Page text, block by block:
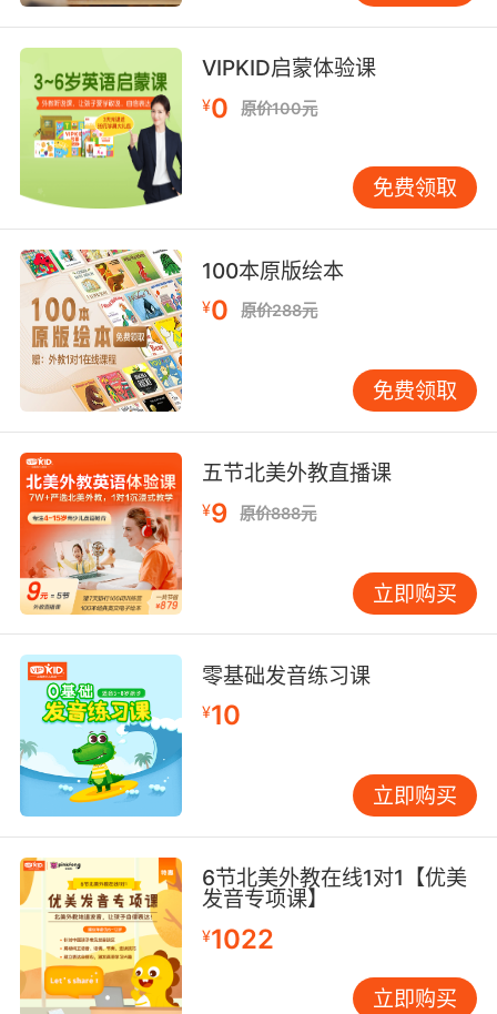
7. I know that you know that I've recently
become available and I'm up to 10 minutes a
day on the old Nordic track.
我明白你知道最近我重回情场 而且我每天都要在
旧跑步机上跑个十分钟
8. While you sit here and dream about
perfect Nordic teeth, hundreds of millions of
incredibly untaxed dollars are being spent on
bolita, numbers, cards, and sport book.
当你坐在这儿 幻想北欧女神的朱唇齿白时 有着成
百上千万的黑钱 流通在轮盘 牌九 和赌球里
VIPKID启蒙体验课
¥0 原价100元
免费领取
100本原版绘本
¥0 原价288元
免费领取
五节北美外教直播课
¥9 原价888元
立即购买
零基础发音练习课
¥10
立即购买
6节北美外教在线1对1【优美
发音专项课】
¥1022
立即购买